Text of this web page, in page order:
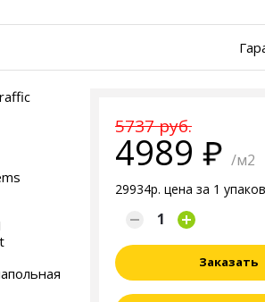
5737 руб.
4989 /м2
29934р. цена за 1
Заказать